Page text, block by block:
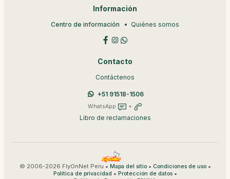
Información
Centro de información Quiénes somos
Contacto
Contáctenos
+51 91518-1506
WhatsApp +
Libro de reclamaciones
© 2006-2026 FlyOnNet Peru • Mapa del sitio• Condiciones de uso•
Política de privacidad • Protección de datos•